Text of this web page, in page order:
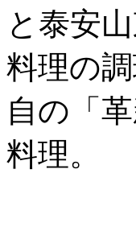
と泰安
料理の
自の「
料理。